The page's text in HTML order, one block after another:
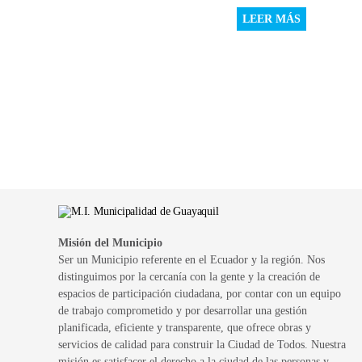
LEER MÁS
Misión del Municipio
Ser un Municipio referente en el Ecuador y la región. Nos
distinguimos por la cercanía con la gente y la creación de
espacios de participación ciudadana, por contar con un equipo
de trabajo comprometido y por desarrollar una gestión
planificada, eficiente y transparente, que ofrece obras y
servicios de calidad para construir la Ciudad de Todos. Nuestra